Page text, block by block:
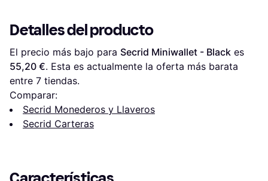
Detalles del producto
El precio más bajo para Secrid Miniwallet - Black
55,20 €. Esta es actualmente la oferta más barata
entre 7 tiendas.
Comparar:
Secrid Monederos y Llaveros
Secrid Carteras